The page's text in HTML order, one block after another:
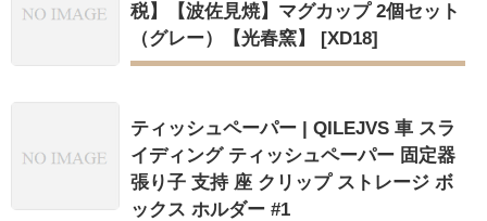
税】【波佐見焼】マグカップ 2個セット
（グレー）【光春窯】 [XD18]
ティッシュペーパー | QILEJVS 車 スラ
イディング ティッシュペーパー 固定器
張り子 支持 座 クリップ ストレージ ボ
ックス ホルダー #1